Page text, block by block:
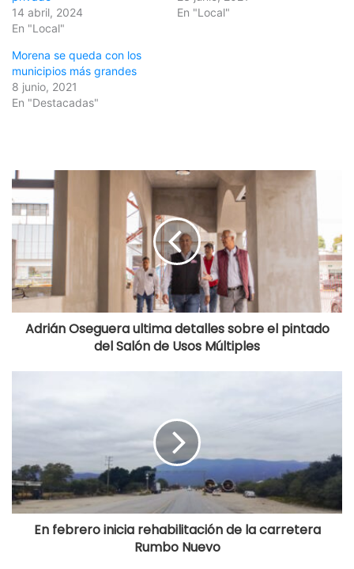
14 abril, 2024
En "Local"
En "Local"
Morena se queda con los
municipios más grandes
8 junio, 2021
En "Destacadas"
Adrián Oseguera ultima detalles sobre el pintado
del Salón de Usos Múltiples
En febrero inicia rehabilitación de la carretera
Rumbo Nuevo